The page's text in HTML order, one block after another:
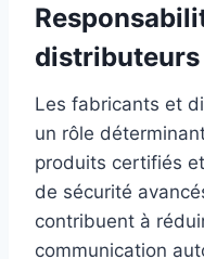
distributeurs
Les fabricants et
un rôle
produits certifiés
de sécurité
contribuent à
communication